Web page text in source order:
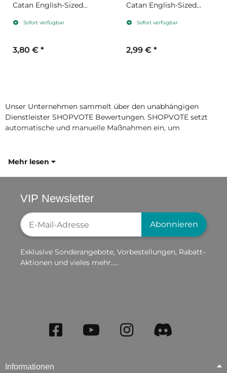
Catan English-Sized
Sofort verfügbar
3,80 € *
Catan English-Sized
Sofort verfügbar
2,99 € *
Unser Unternehmen sammelt über den unabhängigen
Dienstleister SHOPVOTE Bewertungen. SHOPVOTE setzt
automatische und manuelle Maßnahmen ein, um
Mehr lesen
VIP Newsletter
Newsletter-Registrierung
Abonnieren
Exklusive Sonderangebote, Vorbestellungen, Rabatt-
Aktionen und vieles mehr.....
Informationen